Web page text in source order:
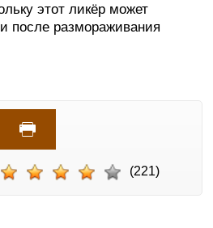
этот ликёр может
после размораживания
(221)